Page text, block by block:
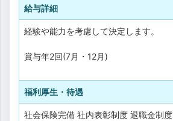
給与詳細
経験や能力を考慮して決定します。
賞与年2回(7月・12月)
福利厚生・待遇
社会保険完備 社内表彰制度 退職金制度